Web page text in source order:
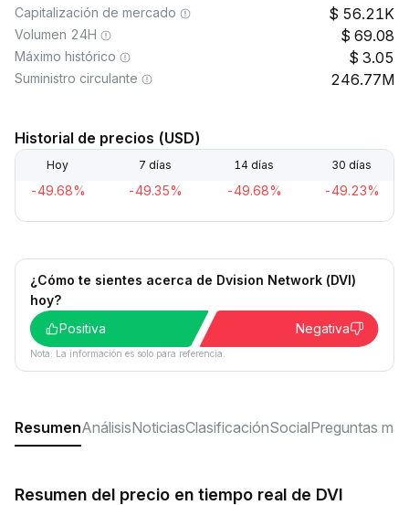
Capitalización de mercado 56.21K
Volumen 24H 69.08
Máximo histórico 3.05
Suministro circulante 246.77M
Historial de precios (USD)
Hoy 7 días 14 días 30 días
-49.68% -49.35% -49.68% -49.23%
¿Cómo te sientes acerca de Dvision Network (DVI)
hoy?
Positiva
Negativa
Nota: La información es solo para referencia.
ResumenAnálisisNoticiasClasificaciónSocialPreguntas
Resumen del precio en tiempo real de DVI